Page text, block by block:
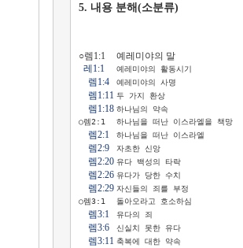
5. 내용 분해(소분류)
○렘1:1 	예레미야의 말
레1:1
렘1:4 예레미야의 사명
렘1:11
렘1:18
	하나님의 약속
○렘2:1 	하나님을 떠난 이스라엘을 책망
렘2:1
렘2:9 자초한 신앙
렘2:20
	유다 백성의 타락
렘2:26
	유다가 당한 수치
렘2:29
	자신들의 죄를 부정
○렘3:1 	돌아오라고 호소하심
렘3:1
렘3:6 신실치 못한 유다
렘3:11